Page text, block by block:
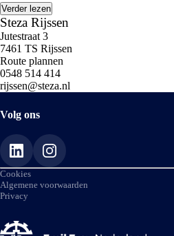
Verder lezen
Steza Rijssen
Jutestraat 3
7461 TS Rijssen
Route plannen
0548 514 414
rijssen@steza.nl
Volg ons
Cookies
Algemene voorwaarden
Privacy